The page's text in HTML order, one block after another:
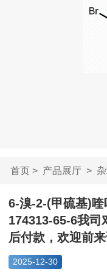
首页> 产品展厅>
基)喹唑啉-4(3H)-...
6-溴-2-(甲硫基)喹
174313-65-6我司
后付款，欢迎前来
2025-12-30